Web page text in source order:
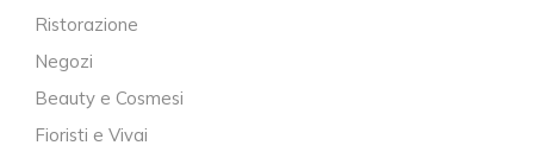
Ristorazione
Negozi
Beauty e Cosmesi
Fioristi e Vivai